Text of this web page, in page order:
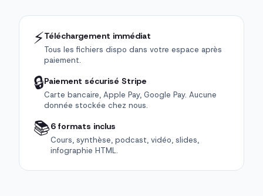
⚡Téléchargement immédiat
Tous les fichiers dispo dans votre espace après
paiement.
🔒Paiement sécurisé Stripe
Carte bancaire, Apple Pay, Google Pay. Aucune
donnée stockée chez nous.
📚6 formats inclus
Cours, synthèse, podcast, vidéo, slides,
infographie HTML.